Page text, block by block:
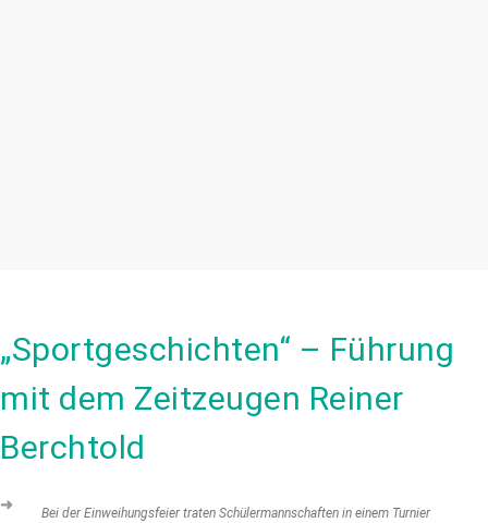
„Sportgeschichten“ – Führung
mit dem Zeitzeugen Reiner
Berchtold
Bei der Einweihungsfeier traten Schülermannschaften in einem Turnier
➜